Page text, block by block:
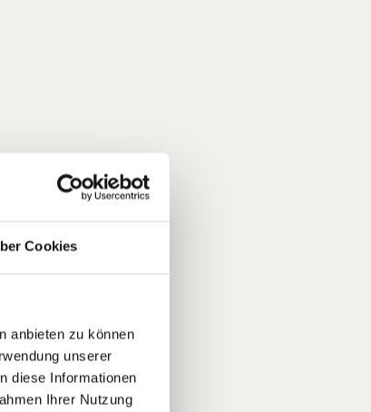
Cookies
anbieten zu können
unserer
diese Informationen
Ihrer Nutzung